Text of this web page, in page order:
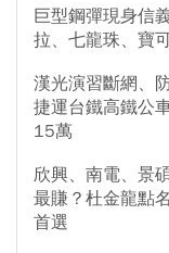
巨型鋼彈現身信
拉、七龍珠、寶
漢光演習斷網、
捷運台鐵高鐵公
15萬
欣興、南電、景
最賺？杜金龍點
首選